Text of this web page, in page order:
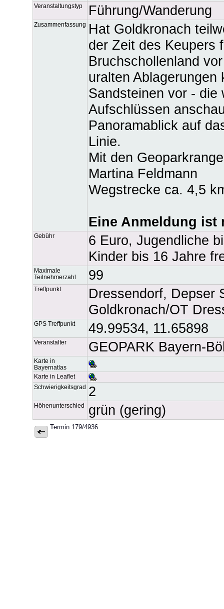
Veranstaltungstyp Führung/Wanderung
Zusammenfassung
Hat Goldkronach
der Zeit des Keupers
Bruchschollenland
uralten
Sandsteinen vor - die
Aufschlüssen
Panoramablick auf
Linie.
Mit den
Martina Feldmann
Wegstrecke ca. 4,5
Eine Anmeldung
Gebühr
6 Euro, Jugendliche
Kinder bis 16 Jahre
Maximale
Teilnehmerzahl
99
Treffpunkt
Dressendorf, Depser
Goldkronach/OT
GPS Treffpunkt 49.99534, 11.65898
Veranstalter GEOPARK Bayern-
Karte in
Bayernatlas
Karte in Leaflet
Schwierigkeitsgrad 2
Höhenunterschied grün (gering)
Termin 179/4936